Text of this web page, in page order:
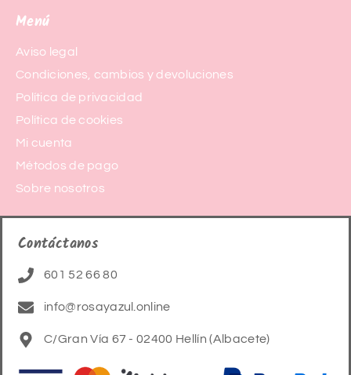
Menú
Aviso legal
Condiciones, cambios y devoluciones
Política de privacidad
Política de cookies
Mi cuenta
Métodos de pago
Sobre nosotros
Contáctanos
601 52 66 80
info@rosayazul.online
C/Gran Vía 67 - 02400 Hellín (Albacete)